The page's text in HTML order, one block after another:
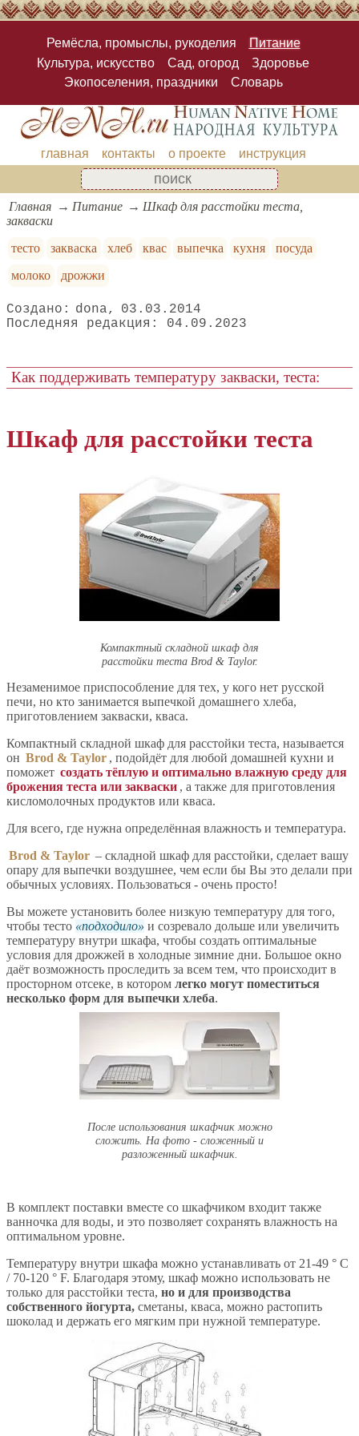
Ремёсла, промыслы, рукоделия
Питание
Культура, искусство
Сад, огород
Здоровье
Экопоселения, праздники
Словарь
главная контакты о проекте инструкция
Главная Питание
Шкаф для расстойки теста,
закваски
тесто
закваска хлеб квас выпечка кухня
посуда
молоко
дрожжи
dona
03.03.2014
04.09.2023
Как поддерживать температуру закваски, теста:
Шкаф для расстойки теста
Компактный складной шкаф для
расстойки теста Brod & Taylor.
Незаменимое приспособление для тех, у кого нет русской
печи, но кто занимается выпечкой домашнего хлеба,
приготовлением закваски, кваса.
Компактный складной шкаф для расстойки теста, называется
он Brod & Taylor , подойдёт для любой домашней кухни и
поможет создать тёплую и оптимально влажную среду для
брожения теста или закваски , а также для приготовления
кисломолочных продуктов или кваса.
Для всего, где нужна определённая влажность и температура.
Brod & Taylor – складной шкаф для расстойки, сделает вашу
опару для выпечки воздушнее, чем если бы Вы это делали при
обычных условиях. Пользоваться - очень просто!
Вы можете установить более низкую температуру для того,
чтобы тесто
подходило
и созревало дольше или увеличить
температуру внутри шкафа, чтобы создать оптимальные
условия для дрожжей в холодные зимние дни. Большое окно
даёт возможность проследить за всем тем, что происходит в
просторном отсеке, в котором легко могут поместиться
несколько форм для выпечки хлеба.
После использования шкафчик можно
сложить. На фото - сложенный и
разложенный шкафчик.
В комплект поставки вместе со шкафчиком входит также
ванночка для воды, и это позволяет сохранять влажность на
оптимальном уровне.
Температуру внутри шкафа можно устанавливать от 21-49 ° C
/ 70-120 ° F. Благодаря этому, шкаф можно использовать не
только для расстойки теста, но и для производства
собственного йогурта, сметаны, кваса, можно растопить
шоколад и держать его мягким при нужной температуре.